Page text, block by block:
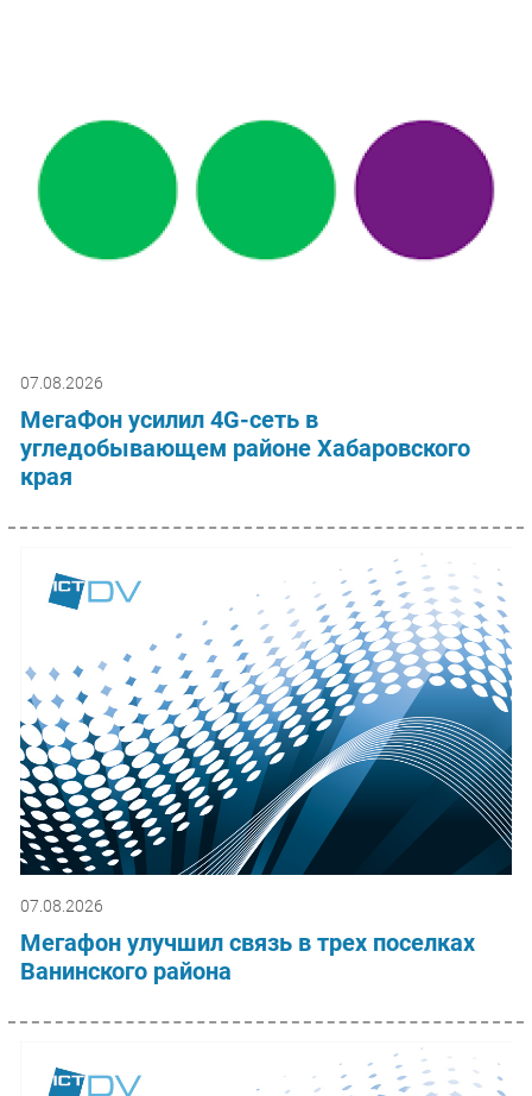
07.08.2026
МегаФон усилил 4G-сеть в
угледобывающем районе Хабаровского
края
07.08.2026
Мегафон улучшил связь в трех поселках
Ванинского района